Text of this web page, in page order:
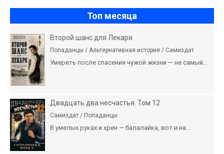
Топ месяца
Второй шанс для Лекаря
Попаданцы / Альтернативная история / Самиздат
Умереть после спасения чужой жизни — не самый...
Двадцать два несчастья. Том 12
Самиздат / Попаданцы
В умелых руках и хрен — балалайка, вот и на...